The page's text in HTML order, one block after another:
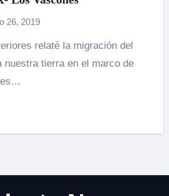
26, 2019
nuestra tierra en el marco de